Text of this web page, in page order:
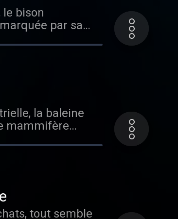
par sa
Vous
sur Radio
mammifère
les